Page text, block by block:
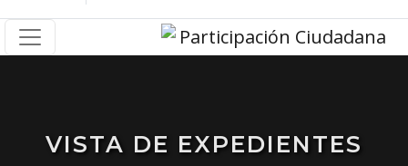
VISTA DE EXPEDIENTES